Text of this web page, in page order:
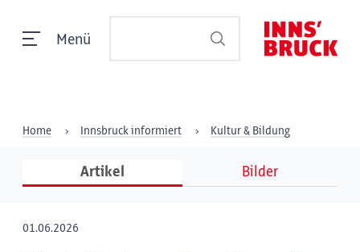
Menü
Home Innsbruck informiert Kultur & Bildung
Artikel Bilder
01.06.2026